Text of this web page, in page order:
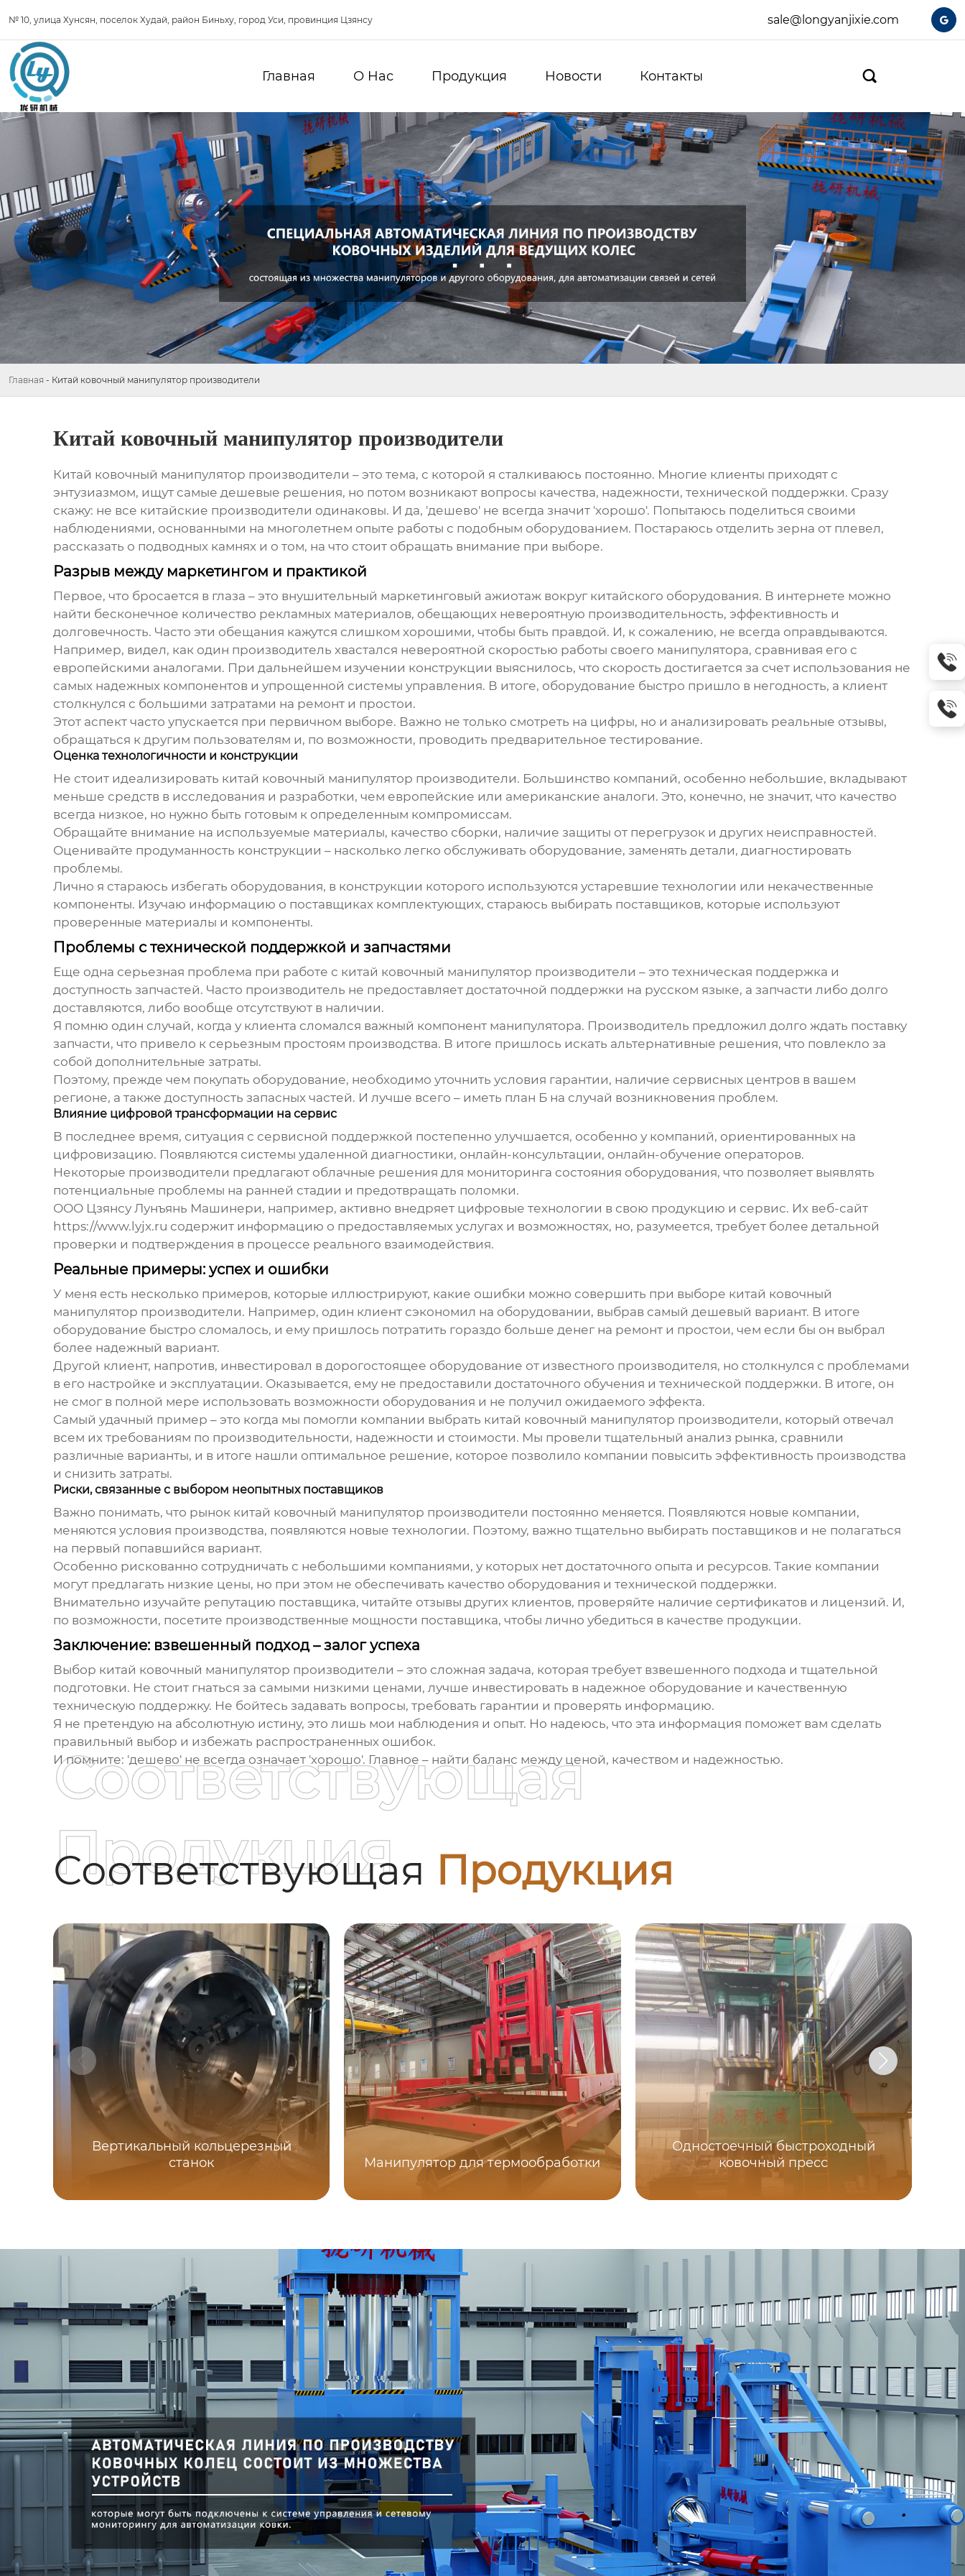
№ 10, улица Хунсян, поселок Худай, район Биньху, город Уси, провинция Цзянсу sale@longyanjixie.com 
Главная О Hас Продукция Новости Контакты 
Главная - Китай ковочный манипулятор производители
Китай ковочный манипулятор производители
Китай ковочный манипулятор производители – это тема, с которой я сталкиваюсь постоянно. Многие клиенты приходят с
энтузиазмом, ищут самые дешевые решения, но потом возникают вопросы качества, надежности, технической поддержки. Сразу
скажу: не все китайские производители одинаковы. И да, 'дешево' не всегда значит 'хорошо'. Попытаюсь поделиться своими
наблюдениями, основанными на многолетнем опыте работы с подобным оборудованием. Постараюсь отделить зерна от плевел,
рассказать о подводных камнях и о том, на что стоит обращать внимание при выборе.
Разрыв между маркетингом и практикой
Первое, что бросается в глаза – это внушительный маркетинговый ажиотаж вокруг китайского оборудования. В интернете можно
найти бесконечное количество рекламных материалов, обещающих невероятную производительность, эффективность и
долговечность. Часто эти обещания кажутся слишком хорошими, чтобы быть правдой. И, к сожалению, не всегда оправдываются.
Например, видел, как один производитель хвастался невероятной скоростью работы своего манипулятора, сравнивая его с
европейскими аналогами. При дальнейшем изучении конструкции выяснилось, что скорость достигается за счет использования не
самых надежных компонентов и упрощенной системы управления. В итоге, оборудование быстро пришло в негодность, а клиент
столкнулся с большими затратами на ремонт и простои.
Этот аспект часто упускается при первичном выборе. Важно не только смотреть на цифры, но и анализировать реальные отзывы,
обращаться к другим пользователям и, по возможности, проводить предварительное тестирование.
Оценка технологичности и конструкции
Не стоит идеализировать китай ковочный манипулятор производители. Большинство компаний, особенно небольшие, вкладывают
меньше средств в исследования и разработки, чем европейские или американские аналоги. Это, конечно, не значит, что качество
всегда низкое, но нужно быть готовым к определенным компромиссам.
Обращайте внимание на используемые материалы, качество сборки, наличие защиты от перегрузок и других неисправностей.
Оценивайте продуманность конструкции – насколько легко обслуживать оборудование, заменять детали, диагностировать
проблемы.
Лично я стараюсь избегать оборудования, в конструкции которого используются устаревшие технологии или некачественные
компоненты. Изучаю информацию о поставщиках комплектующих, стараюсь выбирать поставщиков, которые используют
проверенные материалы и компоненты.
Проблемы с технической поддержкой и запчастями
Еще одна серьезная проблема при работе с китай ковочный манипулятор производители – это техническая поддержка и
доступность запчастей. Часто производитель не предоставляет достаточной поддержки на русском языке, а запчасти либо долго
доставляются, либо вообще отсутствуют в наличии.
Я помню один случай, когда у клиента сломался важный компонент манипулятора. Производитель предложил долго ждать поставку
запчасти, что привело к серьезным простоям производства. В итоге пришлось искать альтернативные решения, что повлекло за
собой дополнительные затраты.
Поэтому, прежде чем покупать оборудование, необходимо уточнить условия гарантии, наличие сервисных центров в вашем
регионе, а также доступность запасных частей. И лучше всего – иметь план Б на случай возникновения проблем.
Влияние цифровой трансформации на сервис
В последнее время, ситуация с сервисной поддержкой постепенно улучшается, особенно у компаний, ориентированных на
цифровизацию. Появляются системы удаленной диагностики, онлайн-консультации, онлайн-обучение операторов.
Некоторые производители предлагают облачные решения для мониторинга состояния оборудования, что позволяет выявлять
потенциальные проблемы на ранней стадии и предотвращать поломки.
ООО Цзянсу Лунъянь Машинери, например, активно внедряет цифровые технологии в свою продукцию и сервис. Их веб-сайт
https://www.lyjx.ru содержит информацию о предоставляемых услугах и возможностях, но, разумеется, требует более детальной
проверки и подтверждения в процессе реального взаимодействия.
Реальные примеры: успех и ошибки
У меня есть несколько примеров, которые иллюстрируют, какие ошибки можно совершить при выборе китай ковочный
манипулятор производители. Например, один клиент сэкономил на оборудовании, выбрав самый дешевый вариант. В итоге
оборудование быстро сломалось, и ему пришлось потратить гораздо больше денег на ремонт и простои, чем если бы он выбрал
более надежный вариант.
Другой клиент, напротив, инвестировал в дорогостоящее оборудование от известного производителя, но столкнулся с проблемами
в его настройке и эксплуатации. Оказывается, ему не предоставили достаточного обучения и технической поддержки. В итоге, он
не смог в полной мере использовать возможности оборудования и не получил ожидаемого эффекта.
Самый удачный пример – это когда мы помогли компании выбрать китай ковочный манипулятор производители, который отвечал
всем их требованиям по производительности, надежности и стоимости. Мы провели тщательный анализ рынка, сравнили
различные варианты, и в итоге нашли оптимальное решение, которое позволило компании повысить эффективность производства
и снизить затраты.
Риски, связанные с выбором неопытных поставщиков
Важно понимать, что рынок китай ковочный манипулятор производители постоянно меняется. Появляются новые компании,
меняются условия производства, появляются новые технологии. Поэтому, важно тщательно выбирать поставщиков и не полагаться
на первый попавшийся вариант.
Особенно рискованно сотрудничать с небольшими компаниями, у которых нет достаточного опыта и ресурсов. Такие компании
могут предлагать низкие цены, но при этом не обеспечивать качество оборудования и технической поддержки.
Внимательно изучайте репутацию поставщика, читайте отзывы других клиентов, проверяйте наличие сертификатов и лицензий. И,
по возможности, посетите производственные мощности поставщика, чтобы лично убедиться в качестве продукции.
Заключение: взвешенный подход – залог успеха
Выбор китай ковочный манипулятор производители – это сложная задача, которая требует взвешенного подхода и тщательной
подготовки. Не стоит гнаться за самыми низкими ценами, лучше инвестировать в надежное оборудование и качественную
техническую поддержку. Не бойтесь задавать вопросы, требовать гарантии и проверять информацию.
Я не претендую на абсолютную истину, это лишь мои наблюдения и опыт. Но надеюсь, что эта информация поможет вам сделать
правильный выбор и избежать распространенных ошибок.
И помните: 'дешево' не всегда означает 'хорошо'. Главное – найти баланс между ценой, качеством и надежностью.
Соответствующая Продукция
Соответствующая
Продукция
Вертикальный кольцерезный
станок
Манипулятор для термообработки
Одностоечный быстроходный
ковочный пресс